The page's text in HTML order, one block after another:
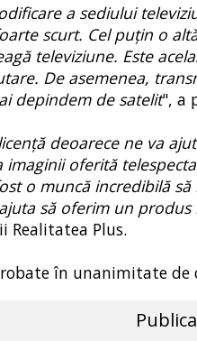
a sediului
scurt. Cel puțin o
televiziune. Este
De asemenea,
depindem de satelit", a
deoarece ne va
oferită
o muncă incredibilă
să oferim un
Realitatea Plus.
în unanimitate de